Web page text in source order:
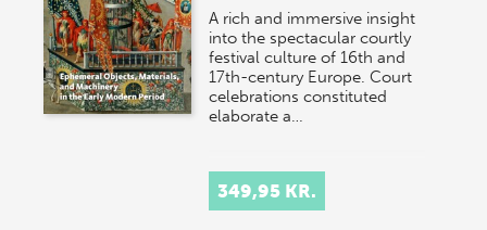
A rich and immersive insight
into the spectacular courtly
festival culture of 16th and
17th-century Europe. Court
celebrations constituted
elaborate a…
349,95 KR.